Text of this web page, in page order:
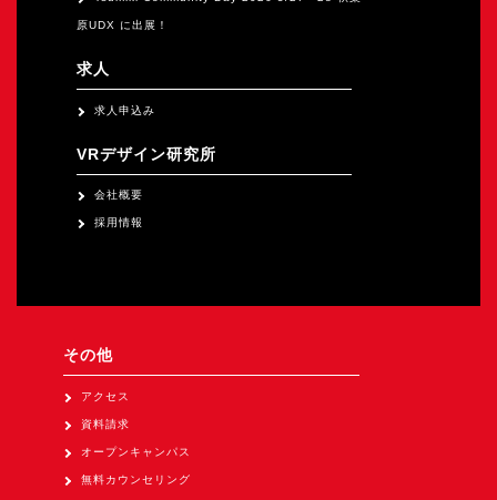
原UDX に出展！
求人
求人申込み
VRデザイン研究所
会社概要
採用情報
その他
アクセス
資料請求
オープンキャンパス
無料カウンセリング